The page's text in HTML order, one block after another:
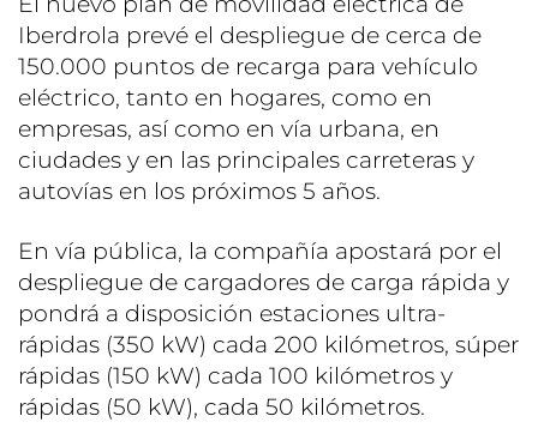
Iberdrola prevé el despliegue de cerca de
150.000 puntos de recarga para vehículo
eléctrico, tanto en hogares, como en
empresas, así como en vía urbana, en
ciudades y en las principales carreteras y
autovías en los próximos 5 años.
En vía pública, la compañía apostará por el
despliegue de cargadores de carga rápida y
pondrá a disposición estaciones ultra-
rápidas (350 kW) cada 200 kilómetros, súper
rápidas (150 kW) cada 100 kilómetros y
rápidas (50 kW), cada 50 kilómetros.